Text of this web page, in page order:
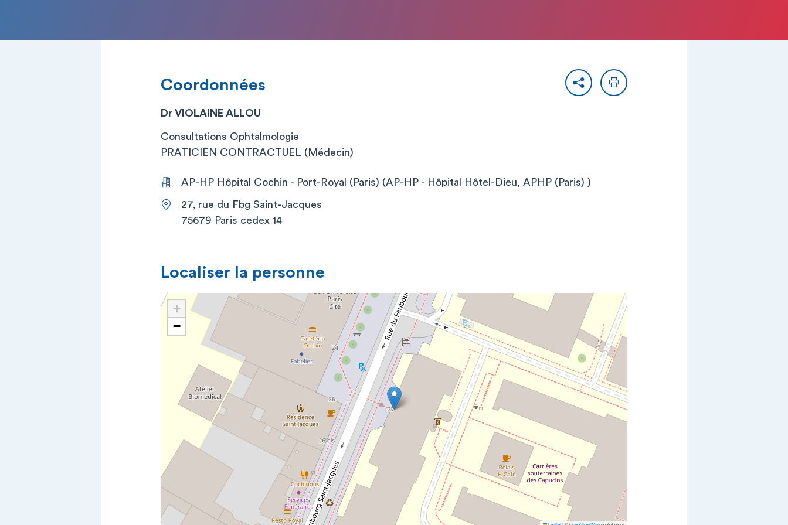
PartagerImprimer
Coordonnées
Dr VIOLAINE ALLOU
Consultations Ophtalmologie
PRATICIEN CONTRACTUEL (Médecin)
AP-HP Hôpital Cochin - Port-Royal (Paris) (AP-HP - Hôpital Hôtel-Dieu, APHP (Paris) )
27, rue du Fbg Saint-Jacques
75679 Paris cedex 14
Localiser la personne
+
−